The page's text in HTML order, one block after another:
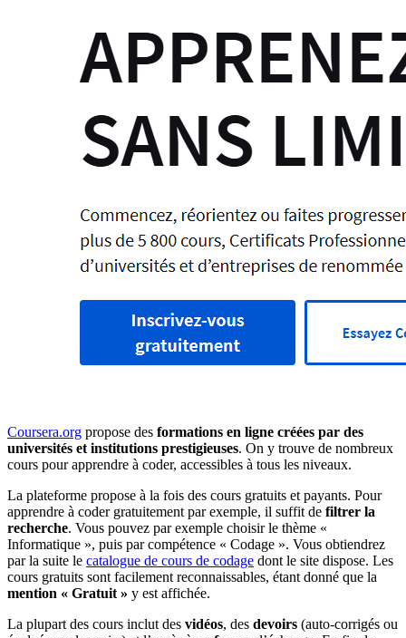
Coursera.org propose des formations en ligne créées par des
universités et institutions prestigieuses. On y trouve de nombreux
cours pour apprendre à coder, accessibles à tous les niveaux.
La plateforme propose à la fois des cours gratuits et payants. Pour
apprendre à coder gratuitement par exemple, il suffit de filtrer la
recherche. Vous pouvez par exemple choisir le thème «
Informatique », puis par compétence « Codage ». Vous obtiendrez
par la suite le catalogue de cours de codage dont le site dispose. Les
cours gratuits sont facilement reconnaissables, étant donné que la
mention « Gratuit » y est affichée.
La plupart des cours inclut des vidéos, des devoirs (auto-corrigés ou